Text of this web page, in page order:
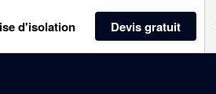
d'isolation Devis gratuit